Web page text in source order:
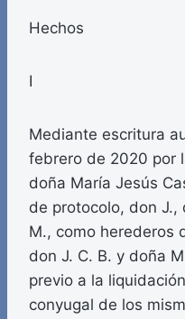
Hechos
I
Mediante escritura
febrero de 2020 por
doña María Jesús
de protocolo, don J.,
M., como herederos
don J. C. B. y doña
previo a la
conyugal de los